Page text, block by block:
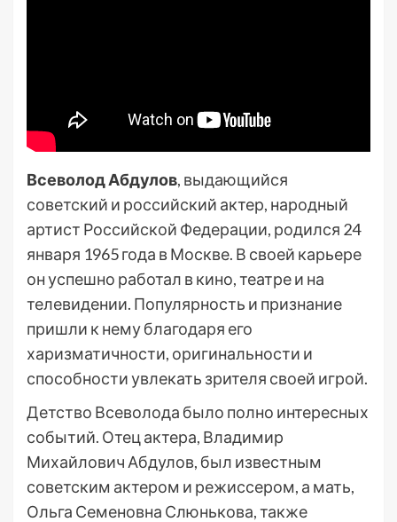
Всеволод Абдулов, выдающийся
советский и российский актер, народный
артист Российской Федерации, родился 24
января 1965 года в Москве. В своей карьере
он успешно работал в кино, театре и на
телевидении. Популярность и признание
пришли к нему благодаря его
харизматичности, оригинальности и
способности увлекать зрителя своей игрой.
Детство Всеволода было полно интересных
событий. Отец актера, Владимир
Михайлович Абдулов, был известным
советским актером и режиссером, а мать,
Ольга Семеновна Слюнькова, также